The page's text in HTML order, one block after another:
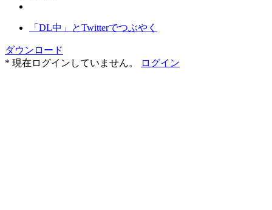
「DL中」とTwitterでつぶやく
ダウンロード
* 現在ログインしていません。
ログイン